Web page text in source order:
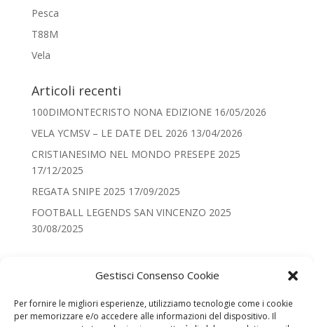
Gestisci Consenso Cookie
Per fornire le migliori esperienze, utilizziamo tecnologie come i cookie
per memorizzare e/o accedere alle informazioni del dispositivo. Il
Pesca
T88M
Vela
Articoli recenti
100DIMONTECRISTO NONA EDIZIONE 16/05/2026
VELA YCMSV – LE DATE DEL 2026 13/04/2026
CRISTIANESIMO NEL MONDO PRESEPE 2025
17/12/2025
REGATA SNIPE 2025 17/09/2025
FOOTBALL LEGENDS SAN VINCENZO 2025
30/08/2025